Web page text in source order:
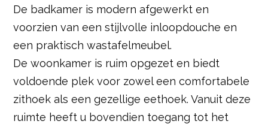
De badkamer is modern afgewerkt en
voorzien van een stijlvolle inloopdouche en
een praktisch wastafelmeubel.
De woonkamer is ruim opgezet en biedt
voldoende plek voor zowel een comfortabele
zithoek als een gezellige eethoek. Vanuit deze
ruimte heeft u bovendien toegang tot het